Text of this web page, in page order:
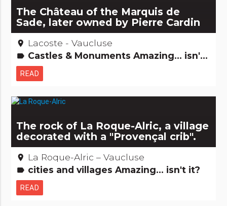
The Château of the Marquis de
Sade, later owned by Pierre Cardin
place Lacoste - Vaucluse
label Castles & Monuments Amazing... isn't it?
READ
The rock of La Roque-Alric, a village
decorated with a "Provençal crib".
place La Roque-Alric – Vaucluse
label cities and villages Amazing... isn't it?
READ